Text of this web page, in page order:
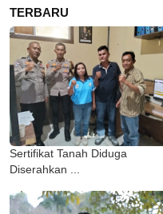
TERBARU
Sertifikat Tanah Diduga
Diserahkan ...